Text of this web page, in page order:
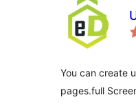
You can create
pages.full